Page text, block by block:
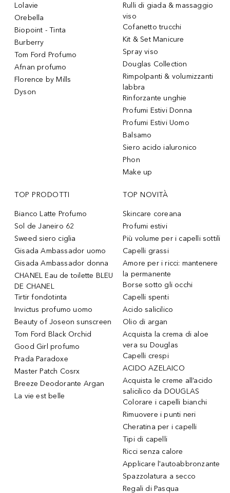
Lolavie
Orebella
Biopoint - Tinta
Burberry
Tom Ford Profumo
Afnan profumo
Florence by Mills
Dyson
Rulli di giada & massaggio
viso
Cofanetto trucchi
Kit & Set Manicure
Spray viso
Douglas Collection
Rimpolpanti & volumizzanti
labbra
Rinforzante unghie
Profumi Estivi Donna
Profumi Estivi Uomo
Balsamo
Siero acido ialuronico
Phon
Make up
TOP PRODOTTI
Bianco Latte Profumo
Sol de Janeiro 62
Sweed siero ciglia
Gisada Ambassador uomo
Gisada Ambassador donna
CHANEL Eau de toilette BLEU
DE CHANEL
Tirtir fondotinta
Invictus profumo uomo
Beauty of Joseon sunscreen
Tom Ford Black Orchid
Good Girl profumo
Prada Paradoxe
Master Patch Cosrx
Breeze Deodorante Argan
La vie est belle
TOP NOVITÀ
Skincare coreana
Profumi estivi
Più volume per i capelli sottili
Capelli grassi
Amore per i ricci: mantenere
la permanente
Borse sotto gli occhi
Capelli spenti
Acido salicilico
Olio di argan
Acquista la crema di aloe
vera su Douglas
Capelli crespi
ACIDO AZELAICO
Acquista le creme all’acido
salicilico da DOUGLAS
Colorare i capelli bianchi
Rimuovere i punti neri
Cheratina per i capelli
Tipi di capelli
Ricci senza calore
Applicare l'autoabbronzante
Spazzolatura a secco
Regali di Pasqua